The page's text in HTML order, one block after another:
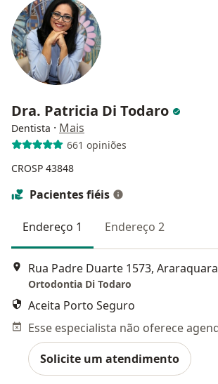
Dra. Patricia Di Todaro
Dentista · Mais
661 opiniões
CROSP 43848
Pacientes fiéis
Endereço 1 Endereço 2
Rua Padre Duarte 1573, Araraquara
Ortodontia Di Todaro
Aceita Porto Seguro
Solicite um atendimento